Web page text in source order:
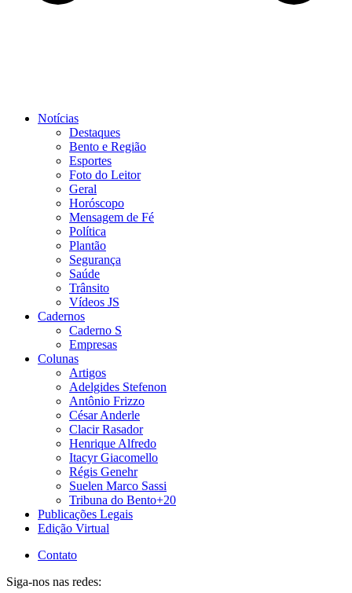
Notícias
Destaques
Bento e Região
Esportes
Foto do Leitor
Geral
Horóscopo
Mensagem de Fé
Política
Plantão
Segurança
Saúde
Trânsito
Vídeos JS
Cadernos
Caderno S
Empresas
Colunas
Artigos
Adelgides Stefenon
Antônio Frizzo
César Anderle
Clacir Rasador
Henrique Alfredo
Itacyr Giacomello
Régis Genehr
Suelen Marco Sassi
Tribuna do Bento+20
Publicações Legais
Edição Virtual
Contato
Siga-nos nas redes: